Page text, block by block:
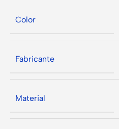
Color
Fabricante
Material